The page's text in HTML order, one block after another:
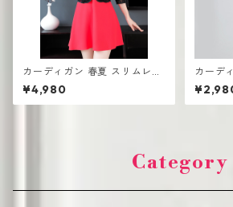
カーディガン 春夏 スリムレー
ス ショートジャケット スモー
ルスーツ
¥4,980
カーデ
ジュア
れいめ
Category